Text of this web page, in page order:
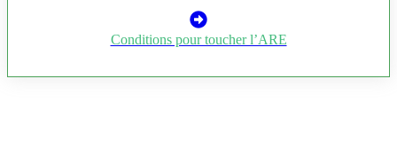
Conditions pour toucher l’ARE